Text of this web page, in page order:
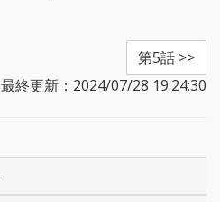
第5話 >>
最終更新：2024/07/28 19:24:30